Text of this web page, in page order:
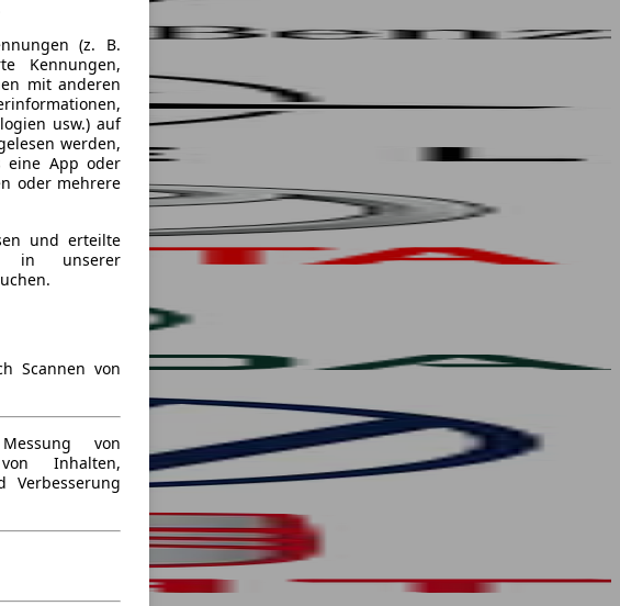
(z. B.
Kennungen,
mit anderen
usw.) auf
werden,
eine App oder
oder mehrere
und erteilte
in unserer
Scannen von
von
Inhalten,
Verbesserung